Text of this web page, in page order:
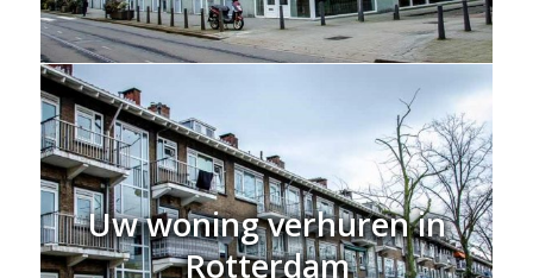
Uw woning verhuren in
Rotterdam